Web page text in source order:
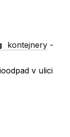
kontejnery -
v ulici